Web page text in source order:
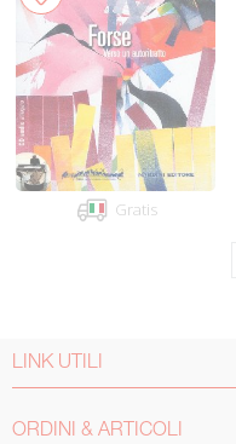
Gratis
LINK UTILI
ORDINI & ARTICOLI